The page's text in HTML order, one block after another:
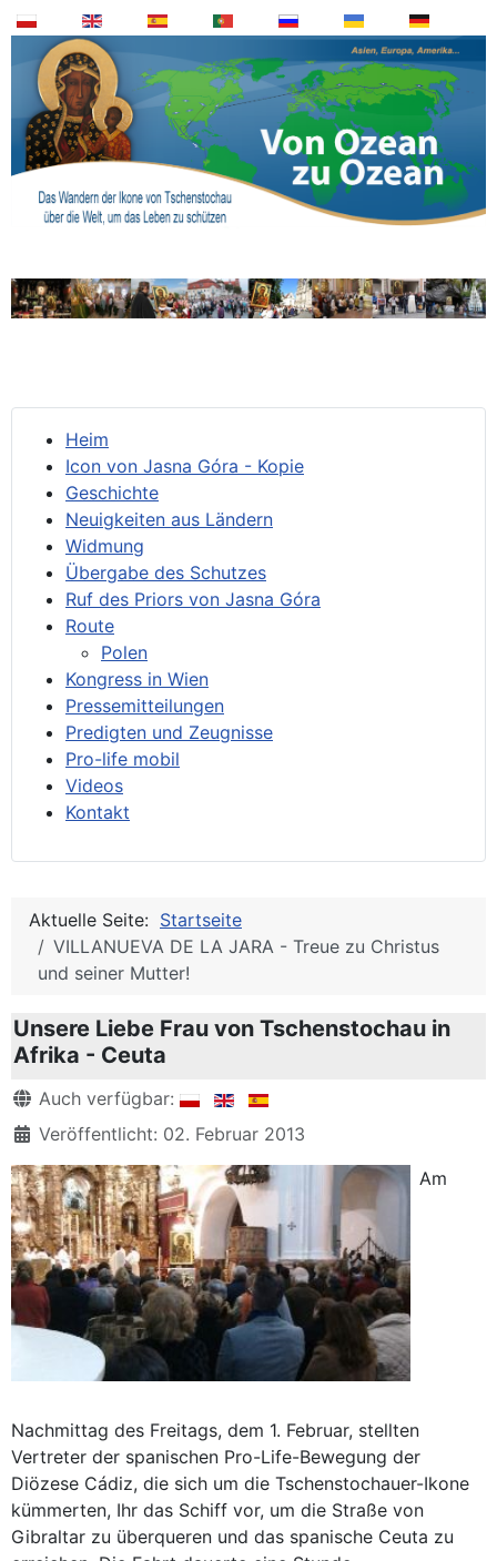
Heim
Icon von Jasna Góra - Kopie
Geschichte
Neuigkeiten aus Ländern
Widmung
Übergabe des Schutzes
Ruf des Priors von Jasna Góra
Route
Polen
Kongress in Wien
Pressemitteilungen
Predigten und Zeugnisse
Pro-life mobil
Videos
Kontakt
Aktuelle Seite: Startseite
VILLANUEVA DE LA JARA - Treue zu Christus
und seiner Mutter!
Unsere Liebe Frau von Tschenstochau in
Afrika - Ceuta
DetailsAuch verfügbar:
Veröffentlicht: 02. Februar 2013
Am
Nachmittag des Freitags, dem 1. Februar, stellten
Vertreter der spanischen Pro-Life-Bewegung der
Diözese Cádiz, die sich um die Tschenstochauer-Ikone
kümmerten, Ihr das Schiff vor, um die Straße von
Gibraltar zu überqueren und das spanische Ceuta zu